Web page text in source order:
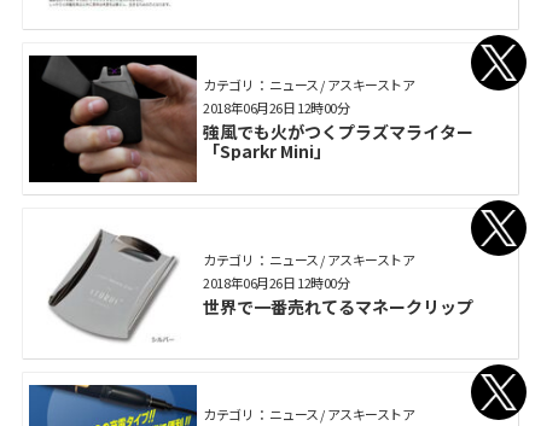
カテゴリ： ニュース / アスキーストア
強風でも火がつくプラズマライター
「Sparkr Mini」
2018年06月26日 12時00分
カテゴリ： ニュース / アスキーストア
世界で一番売れてるマネークリップ
2018年06月26日 12時00分
カテゴリ： ニュース / アスキーストア